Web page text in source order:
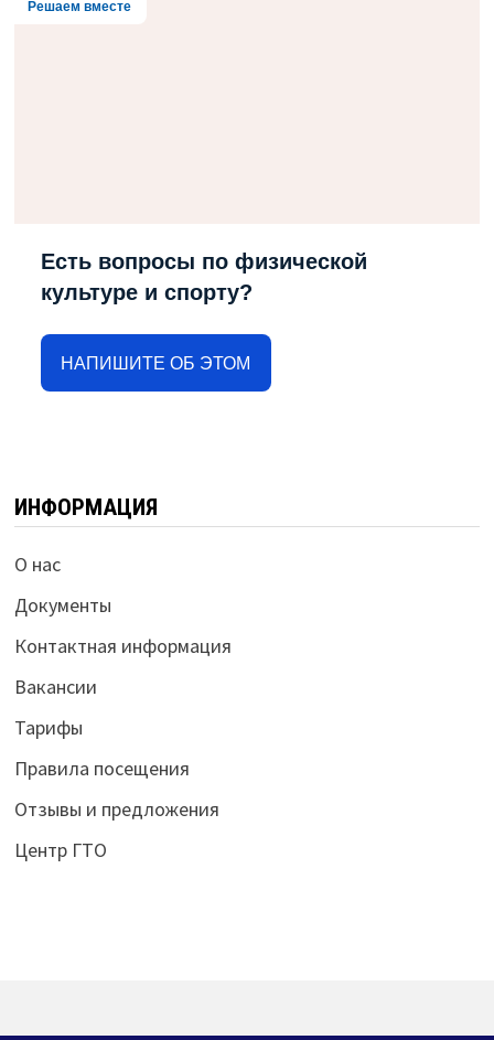
Решаем вместе
Есть вопросы по физической
культуре и спорту?
НАПИШИТЕ ОБ ЭТОМ
ИНФОРМАЦИЯ
О нас
Документы
Контактная информация
Вакансии
Тарифы
Правила посещения
Отзывы и предложения
Центр ГТО